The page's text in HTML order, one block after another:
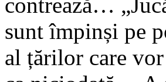
sunt împinși pe
al țărilor care